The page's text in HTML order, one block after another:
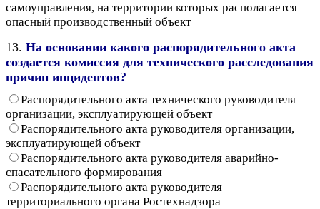
самоуправления, на территории которых располагается
опасный производственный объект
13. На основании какого распорядительного акта
создается комиссия для технического расследования
причин инцидентов?
Распорядительного акта технического руководителя
организации, эксплуатирующей объект
Распорядительного акта руководителя организации,
эксплуатирующей объект
Распорядительного акта руководителя аварийно-
спасательного формирования
Распорядительного акта руководителя
территориального органа Ростехнадзора